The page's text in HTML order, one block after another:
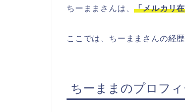
ちーままさんは、「メルカリ
ここでは、ちーままさんの経
ちーままのプロフ